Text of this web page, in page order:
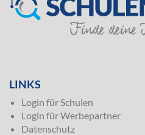
LINKS
Login für Schulen
Login für Werbepartner
Datenschutz